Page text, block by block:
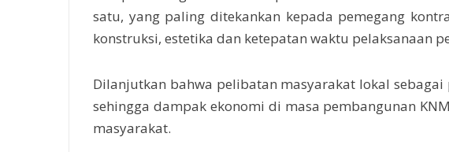
satu, yang paling ditekankan kepada pemegang
konstruksi, estetika dan ketepatan waktu pelaksanaan
Dilanjutkan bahwa pelibatan masyarakat lokal
sehingga dampak ekonomi di masa pembangunan
masyarakat.